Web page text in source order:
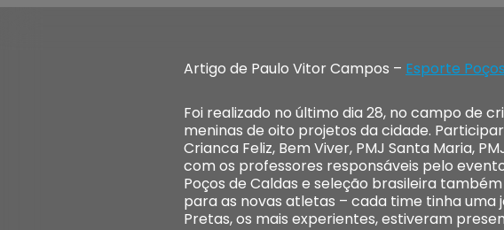
Artigo de Paulo Vitor Campos – Esporte Poços
Foi realizado no último dia 28, no campo de
meninas de oito projetos da cidade.
Crianca Feliz, Bem Viver, PMJ Santa Maria,
com os professores responsáveis pelo
Poços de Caldas e seleção brasileira
para as novas atletas – cada time tinha uma
Pretas, os mais experientes, estiveram